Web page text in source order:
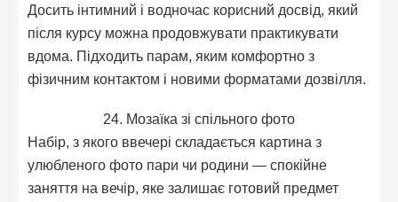
Досить інтимний і водночас корисний досвід, який
після курсу можна продовжувати практикувати
вдома. Підходить парам, яким комфортно з
фізичним контактом і новими форматами дозвілля.
24. Мозаїка зі спільного фото
Набір, з якого ввечері складається картина з
улюбленого фото пари чи родини — спокійне
заняття на вечір, яке залишає готовий предмет